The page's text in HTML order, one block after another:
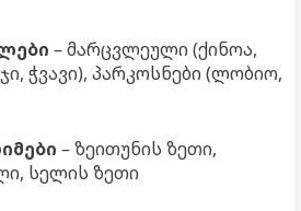
– მარცვლეული (ქინოა,
ჭვავი), პარკოსნები (ლობიო,
– ზეითუნის ზეთი,
სელის ზეთი